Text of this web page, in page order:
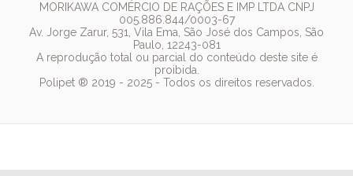
Pedigree
Whiskas
Dog Chow
Royal Canin
MORIKAWA COMÉRCIO DE RAÇÕES E IMP LTDA CNPJ
005.886.844/0003-67
Av. Jorge Zarur, 531, Vila Ema, São José dos Campos, São
Paulo, 12243-081
A reprodução total ou parcial do conteúdo deste site é
proibida.
Polipet ® 2019 - 2025 - Todos os direitos reservados.